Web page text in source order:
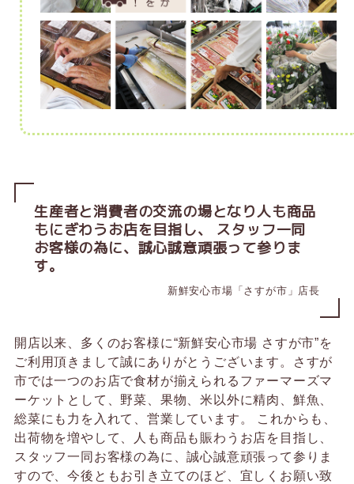
生産者と消費者の交流の場となり人も商品
もにぎわうお店を目指し、
スタッフ一同
お客様の為に、誠心誠意頑張って参りま
す。
新鮮安心市場「さすが市」店長
開店以来、多くのお客様に“新鮮安心市場 さすが市”を
ご利用頂きまして誠にありがとうございます。さすが
市では一つのお店で食材が揃えられるファーマーズマ
ーケットとして、野菜、果物、米以外に精肉、鮮魚、
総菜にも力を入れて、営業しています。
これからも、
出荷物を増やして、人も商品も賑わうお店を目指し、
スタッフ一同お客様の為に、誠心誠意頑張って参りま
すので、今後ともお引き立てのほど、宜しくお願い致